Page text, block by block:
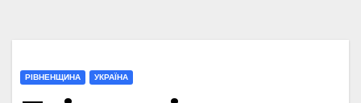
РІВНЕНЩИНА УКРАЇНА